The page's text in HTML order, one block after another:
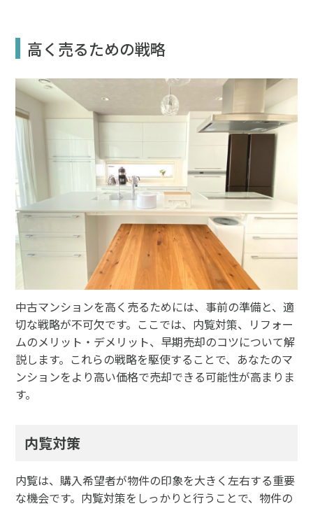
高く売るための戦略
中古マンションを高く売るためには、事前の準備と、適
切な戦略が不可欠です。ここでは、内覧対策、リフォー
ムのメリット・デメリット、早期売却のコツについて解
説します。これらの戦略を駆使することで、あなたのマ
ンションをより高い価格で売却できる可能性が高まりま
す。
内覧対策
内覧は、購入希望者が物件の印象を大きく左右する重要
な機会です。内覧対策をしっかりと行うことで、物件の